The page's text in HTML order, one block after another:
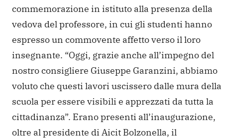
commemorazione in istituto alla presenza della
vedova del professore, in cui gli studenti hanno
espresso un commovente affetto verso il loro
insegnante. “Oggi, grazie anche all’impegno del
nostro consigliere Giuseppe Garanzini, abbiamo
voluto che questi lavori uscissero dalle mura della
scuola per essere visibili e apprezzati da tutta la
cittadinanza”. Erano presenti all’inaugurazione,
oltre al presidente di Aicit Bolzonella, il